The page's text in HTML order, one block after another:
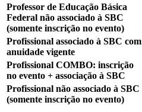
Professor de Educação Básica
Federal não associado à SBC
(somente inscrição no evento)
Profissional associado à SBC com
anuidade vigente
Profissional COMBO: inscrição
no evento + associação à SBC
Profissional não associado à SBC
(somente inscrição no evento)